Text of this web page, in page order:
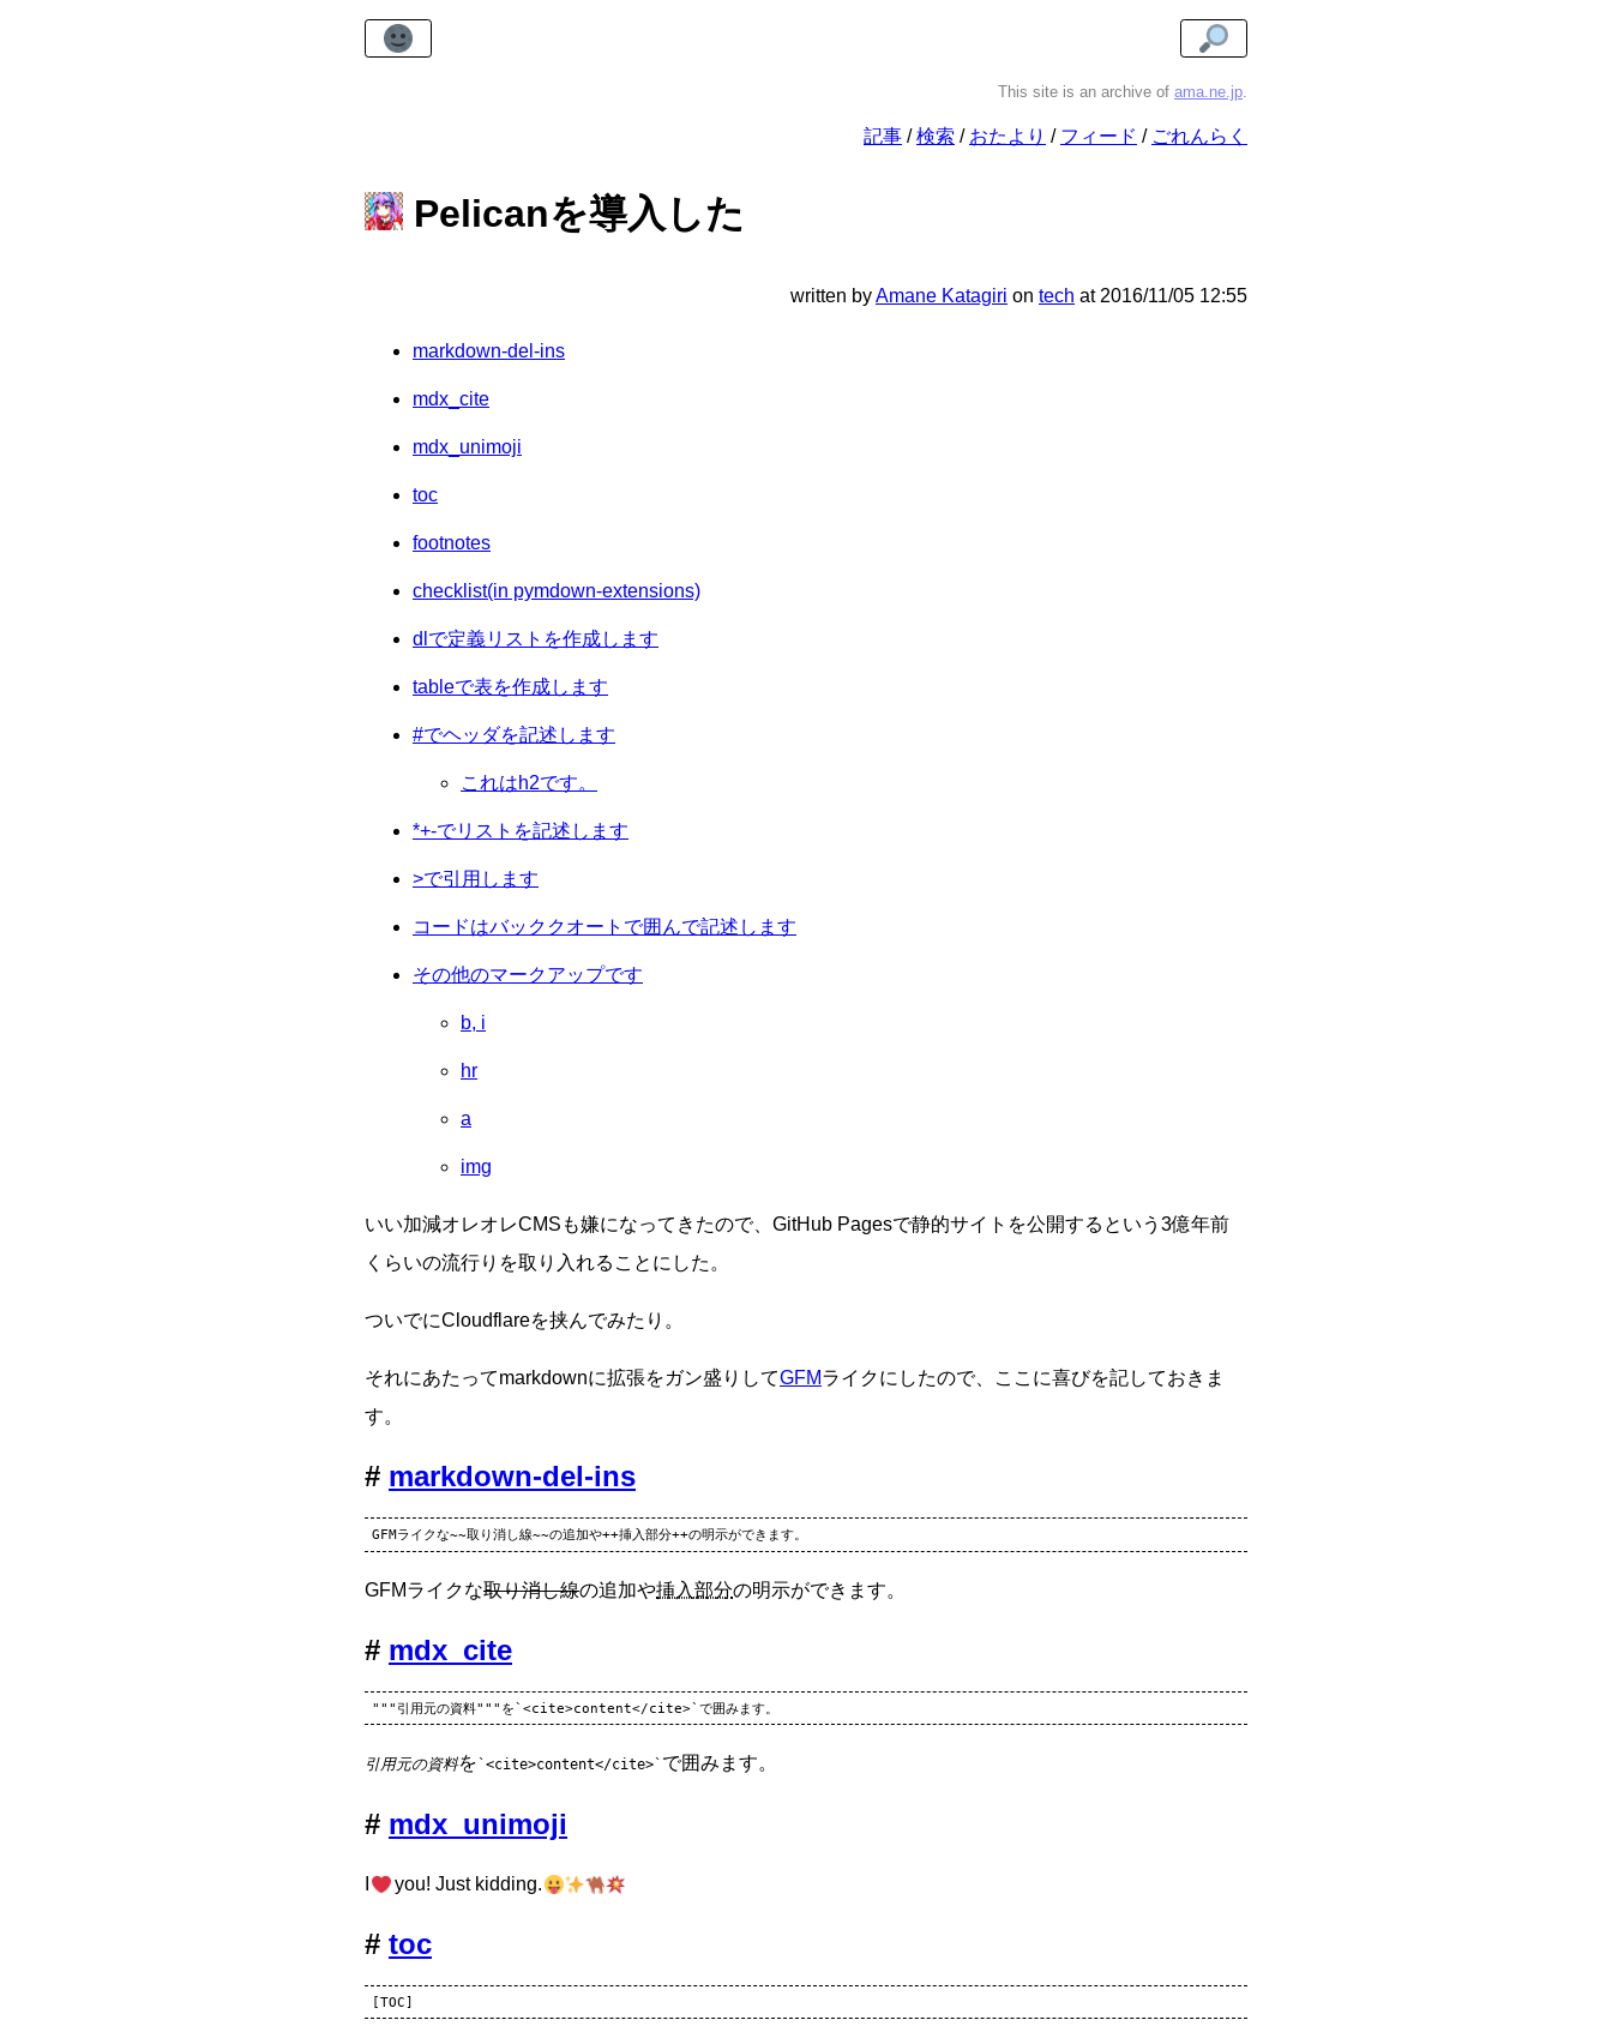
This site is an archive of ama.ne.jp.
記事 検索 おたより フィード ごれんらく
Pelicanを導入した
written byAmane Katagiri on tech at 2016/11/05 12:55
markdown-del-ins
mdx_cite
mdx_unimoji
toc
footnotes
checklist(in pymdown-extensions)
dlで定義リストを作成します
tableで表を作成します
#でヘッダを記述します
これはh2です。
*+-でリストを記述します
>で引用します
コードはバッククオートで囲んで記述します
その他のマークアップです
b, i
hr
a
img
いい加減オレオレCMSも嫌になってきたので、GitHub Pagesで静的サイトを公開するという3億年前
くらいの流行りを取り入れることにした。
ついでにCloudflareを挟んでみたり。
それにあたってmarkdownに拡張をガン盛りしてGFMライクにしたので、ここに喜びを記しておきま
す。
markdown-del-ins
GFMライクな取り消し線の追加や挿入部分の明示ができます。
mdx_cite
引用元の資料を <cite>content</cite> で囲みます。
mdx_unimoji
I you! Just kidding.
toc